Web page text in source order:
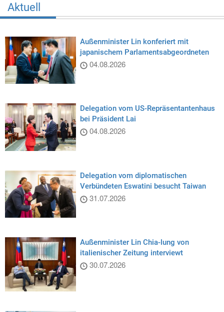
Aktuell
Außenminister Lin konferiert mit
japanischem Parlamentsabgeordneten
04.08.2026
Delegation vom US-Repräsentantenhaus
bei Präsident Lai
04.08.2026
Delegation vom diplomatischen
Verbündeten Eswatini besucht Taiwan
31.07.2026
Außenminister Lin Chia-lung von
italienischer Zeitung interviewt
30.07.2026